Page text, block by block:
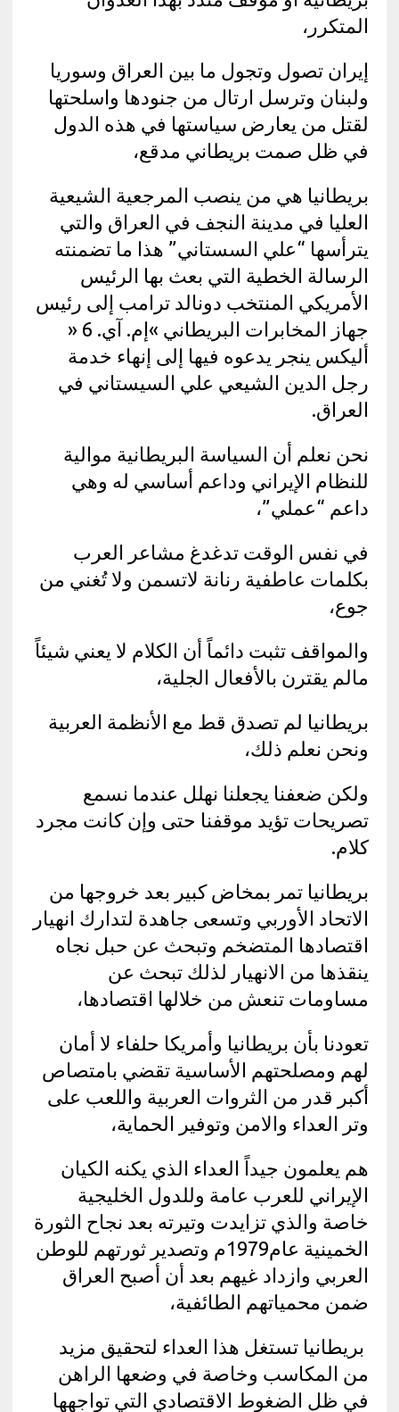
المتكرر،
إيران تصول وتجول ما بين العراق وسوريا
ولبنان وترسل ارتال من جنودها واسلحتها
لقتل من يعارض سياستها في هذه الدول
في ظل صمت بريطاني مدقع،
بريطانيا هي من ينصب المرجعية الشيعية
العليا في مدينة النجف في العراق والتي
يترأسها “علي السستاني” هذا ما تضمنته
الرسالة الخطية التي بعث بها الرئيس
الأمريكي المنتخب دونالد ترامب إلى رئيس
جهاز المخابرات البريطاني »إم. آي. 6 «
أليكس ينجر يدعوه فيها إلى إنهاء خدمة
رجل الدين الشيعي علي السيستاني في
العراق.
نحن نعلم أن السياسة البريطانية موالية
للنظام الإيراني وداعم أساسي له وهي
داعم “عملي”،
في نفس الوقت تدغدغ مشاعر العرب
بكلمات عاطفية رنانة لاتسمن ولا تُغني من
جوع،
والمواقف تثبت دائماً أن الكلام لا يعني شيئاً
مالم يقترن بالأفعال الجلية،
بريطانيا لم تصدق قط مع الأنظمة العربية
ونحن نعلم ذلك،
ولكن ضعفنا يجعلنا نهلل عندما نسمع
تصريحات تؤيد موقفنا حتى وإن كانت مجرد
كلام.
بريطانيا تمر بمخاض كبير بعد خروجها من
الاتحاد الأوربي وتسعى جاهدة لتدارك انهيار
اقتصادها المتضخم وتبحث عن حبل نجاه
ينقذها من الانهيار لذلك تبحث عن
مساومات تنعش من خلالها اقتصادها،
تعودنا بأن بريطانيا وأمريكا حلفاء لا أمان
لهم ومصلحتهم الأساسية تقضي بامتصاص
أكبر قدر من الثروات العربية واللعب على
وتر العداء والامن وتوفير الحماية،
هم يعلمون جيداً العداء الذي يكنه الكيان
الإيراني للعرب عامة وللدول الخليجية
خاصة والذي تزايدت وتيرته بعد نجاح الثورة
الخمينية عام1979م وتصدير ثورتهم للوطن
العربي وازداد غيهم بعد أن أصبح العراق
ضمن محمياتهم الطائفية،
بريطانيا تستغل هذا العداء لتحقيق مزيد
من المكاسب وخاصة في وضعها الراهن
في ظل الضغوط الاقتصادي التي تواجهها